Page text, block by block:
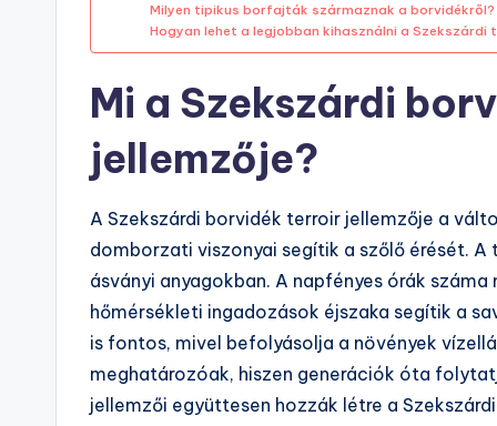
Milyen tipikus borfajták származnak a borvidékről?
Hogyan lehet a legjobban kihasználni a
Mi a Szekszárdi
jellemzője?
A Szekszárdi borvidék terroir jellemzője a
domborzati viszonyai segítik a szőlő érését.
ásványi anyagokban. A napfényes órák
hőmérsékleti ingadozások éjszaka segítik a
is fontos, mivel befolyásolja a növények
meghatározóak, hiszen generációk óta
jellemzői együttesen hozzák létre a